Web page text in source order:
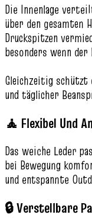
Die Innenlage
über den gesamten
Druckspitzen
besonders wenn der
Gleichzeitig schützt
und täglicher
🧘 Flexibel Und
Das weiche Leder
bei Bewegung
und entspannte
🔒 Verstellbare